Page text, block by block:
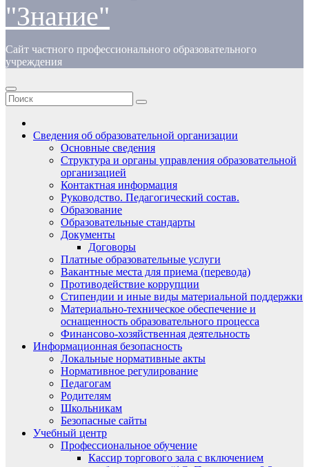
"Знание"
Сайт частного профессионального образовательного
учреждения
Сведения об образовательной организации
Основные сведения
Структура и органы управления образовательной
организацией
Контактная информация
Руководство. Педагогический состав.
Образование
Образовательные стандарты
Документы
Договоры
Платные образовательные услуги
Вакантные места для приема (перевода)
Противодействие коррупции
Стипендии и иные виды материальной поддержки
Материально-техническое обеспечение и
оснащенность образовательного процесса
Финансово-хозяйственная деятельность
Информационная безопасность
Локальные нормативные акты
Нормативное регулирование
Педагогам
Родителям
Школьникам
Безопасные сайты
Учебный центр
Профессиональное обучение
Кассир торгового зала с включением